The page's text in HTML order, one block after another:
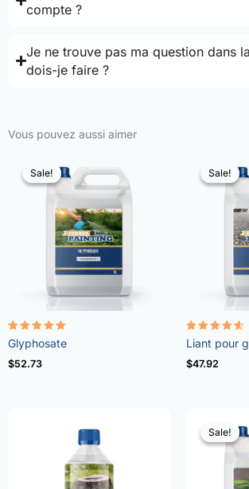
compte ?
Je ne trouve pas ma question dans
dois-je faire ?
Vous pouvez aussi aimer
Sale!
Sale!
Note
4.96
sur 5
Glyphosate
$52.73
Sale!
Sale!
Note
4.57
sur 5
Liant pour
$47.92
Sale!
Sale!